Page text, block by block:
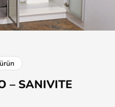
ürün
– SANIVITE